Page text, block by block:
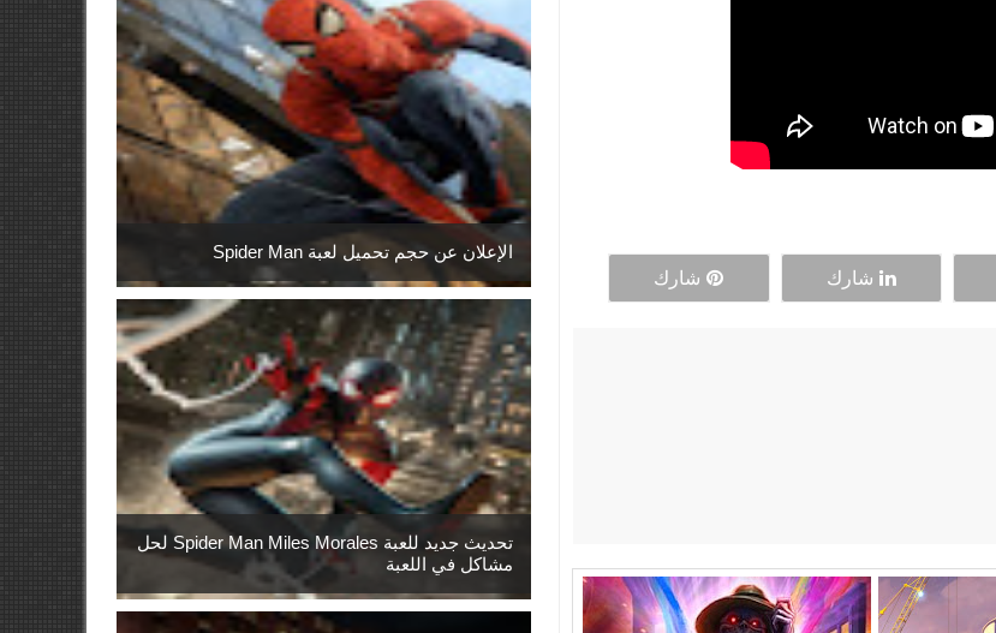
شارك شارك
الإعلان عن حجم تحميل لعبة Spider Man
تحديث جديد للعبة Spider Man Miles Morales لحل
مشاكل في اللعبة